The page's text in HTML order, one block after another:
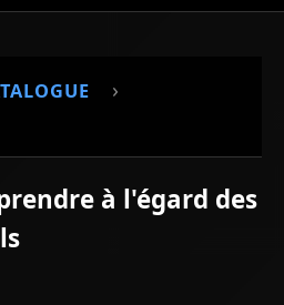
›
à l'égard des